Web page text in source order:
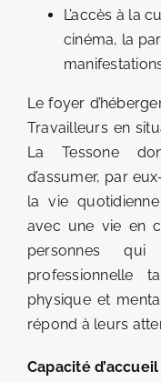
L’accès à la
cinéma, la
Le foyer
Travailleurs en
La Tessone
d’assumer, par
la vie
avec une vie en
personnes
physique et
répond à leurs
Capacité